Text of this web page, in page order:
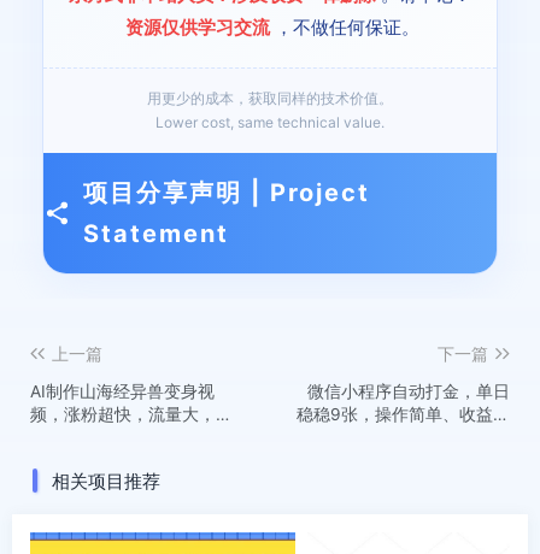
资源仅供学习交流 ，不做任何保证。
用更少的成本，获取同样的技术价值。
Lower cost, same technical value.
项目分享声明 | Project
Statement
上一篇
AI制作山海经异兽变身视
频，涨粉超快，流量大，附
下一篇
微信小程序自动打金，单日
稳稳9张，操作简单、收益稳
相关项目推荐